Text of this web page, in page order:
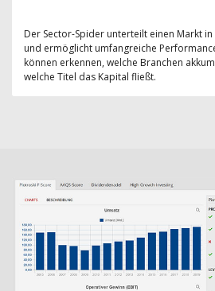
Der Sector-Spider unterteilt einen Markt
und ermöglicht umfangreiche
können erkennen, welche Branchen
welche Titel das Kapital fließt.